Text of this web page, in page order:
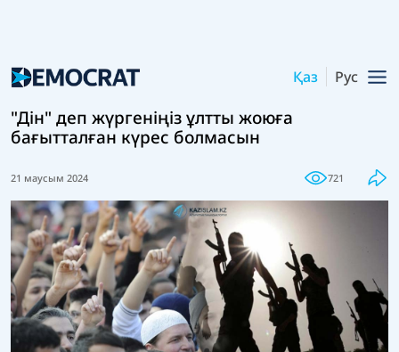
Қаз Рус
"Дін" деп жүргеніңіз ұлтты жоюға
бағытталған күрес болмасын
21 маусым 2024 721